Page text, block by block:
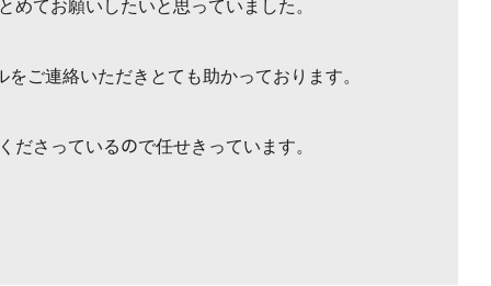
ご連絡いただきとても助かっております。
さっているので任せきっています。